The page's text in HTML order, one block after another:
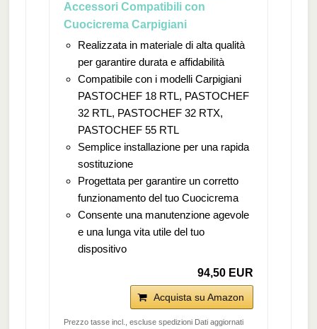
Accessori Compatibili con
Cuocicrema Carpigiani
Realizzata in materiale di alta qualità
per garantire durata e affidabilità
Compatibile con i modelli Carpigiani
PASTOCHEF 18 RTL, PASTOCHEF
32 RTL, PASTOCHEF 32 RTX,
PASTOCHEF 55 RTL
Semplice installazione per una rapida
sostituzione
Progettata per garantire un corretto
funzionamento del tuo Cuocicrema
Consente una manutenzione agevole
e una lunga vita utile del tuo
dispositivo
94,50 EUR
Acquista su Amazon
Prezzo tasse incl., escluse spedizioni Dati aggiornati